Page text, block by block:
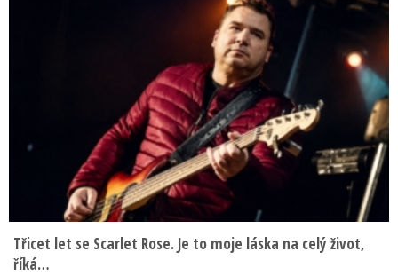
Třicet let se Scarlet Rose. Je to moje láska na celý život,
říká…